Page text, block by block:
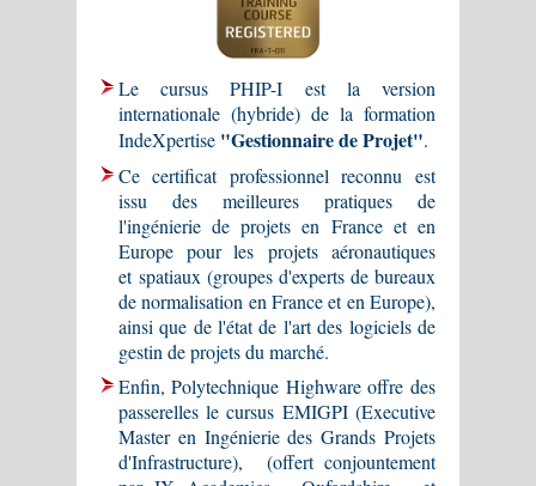
Le cursus PHIP-I est la version
internationale (hybride) de la formation
IndeXpertise "Gestionnaire de Projet".
Ce certificat professionnel reconnu est
issu des meilleures pratiques de
l'ingénierie de projets en France et en
Europe pour les projets aéronautiques
et spatiaux (groupes d'experts de bureaux
de normalisation en France et en Europe),
ainsi que de l'état de l'art des logiciels de
gestin de projets du marché.
Enfin, Polytechnique Highware offre des
passerelles le cursus EMIGPI (Executive
Master en Ingénierie des Grands Projets
d'Infrastructure), (offert conjountement